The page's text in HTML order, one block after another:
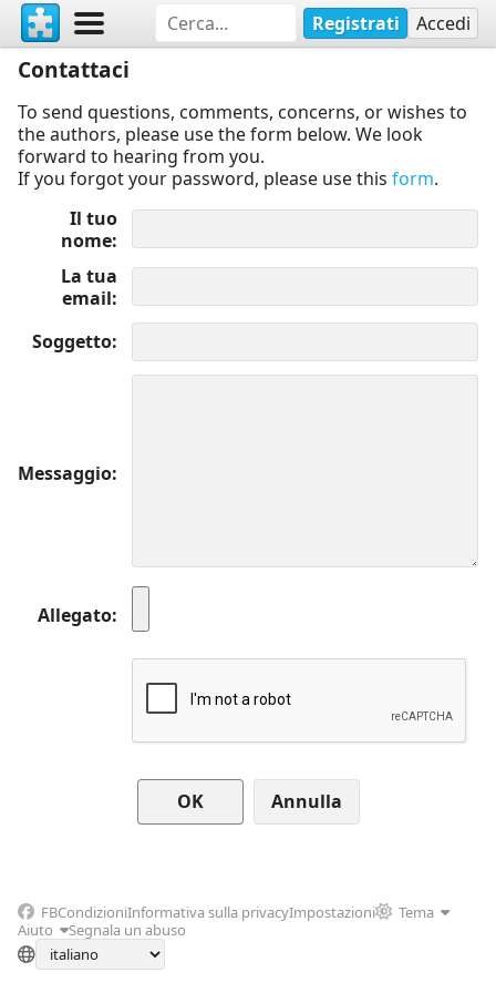
Registrati Accedi
Contattaci
To send questions, comments, concerns, or wishes to
the authors, please use the form below. We look
forward to hearing from you.
If you forgot your password, please use this form.
Il tuo
nome
La tua
email
Soggetto
Messaggio
Allegato
Annulla
FBCondizioniInformativa sulla privacyImpostazioni
Tema
Aiuto
Segnala un abuso